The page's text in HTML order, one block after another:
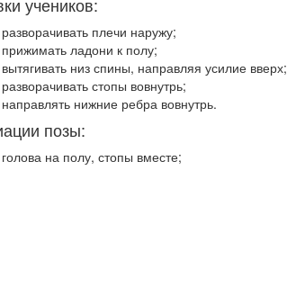
разворачивать плечи наружу;
прижимать ладони к полу;
вытягивать низ спины, направляя усилие вверх;
разворачивать стопы вовнутрь;
направлять нижние ребра вовнутрь.
позы:
голова на полу, стопы вместе;